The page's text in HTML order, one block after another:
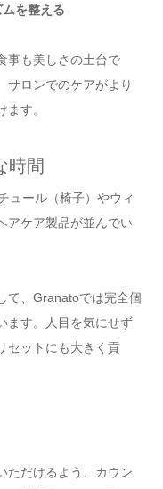
を整える
事も美しさの土台で
サロンでのケアがより
す。
時間
て、Granatoでは完全個
ます。人目を気にせず
セットにも大きく貢
ただけるよう、カウン